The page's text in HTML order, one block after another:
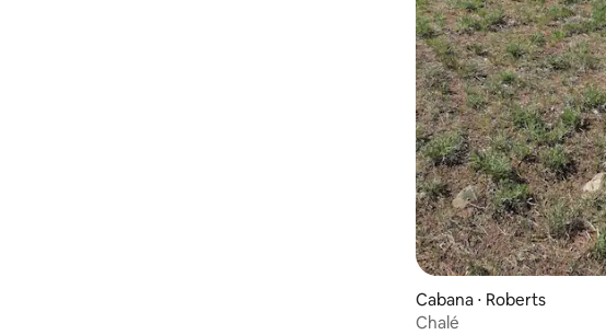
Cabana ⋅ Roberts
Chalé